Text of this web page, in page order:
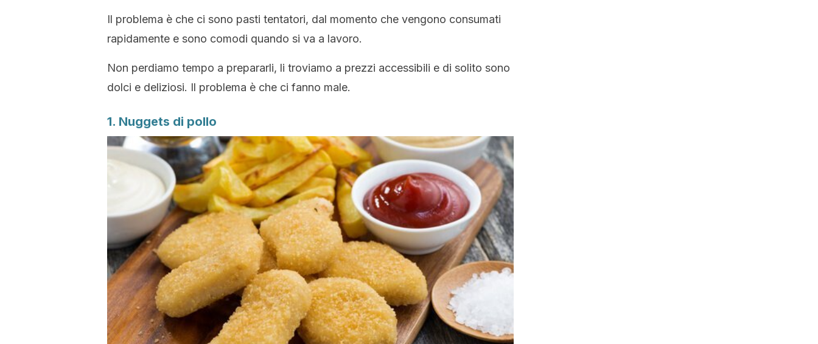
Il problema è che ci sono pasti tentatori, dal momento che vengono consumati
rapidamente e sono comodi quando si va a lavoro.
Non perdiamo tempo a prepararli, li troviamo a prezzi accessibili e di solito sono
dolci e deliziosi. Il problema è che ci fanno male.
1. Nuggets di pollo